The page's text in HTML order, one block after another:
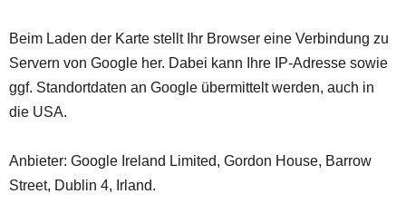
Beim Laden der Karte stellt Ihr Browser eine Verbindung zu
Servern von Google her. Dabei kann Ihre IP-Adresse sowie
ggf. Standortdaten an Google übermittelt werden, auch in
die USA.
Anbieter: Google Ireland Limited, Gordon House, Barrow
Street, Dublin 4, Irland.